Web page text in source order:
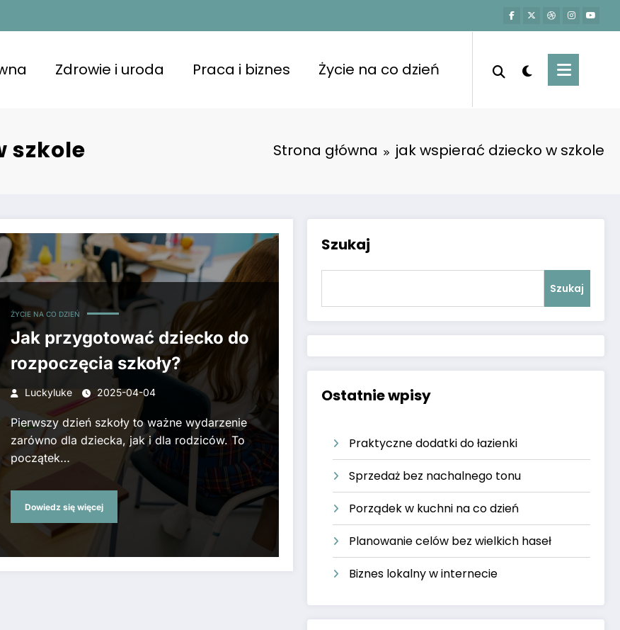
Zdrowie i uroda Praca i biznes Życie na co dzień
szkole Strona główna jak wspierać dziecko w szkole
ŻYCIE NA CO DZIEŃ
Jak przygotować dziecko do
rozpoczęcia szkoły?
Luckyluke 2025-04-04
Pierwszy dzień szkoły to ważne wydarzenie
zarówno dla dziecka, jak i dla rodziców. To
początek…
Dowiedz się więcej
Szukaj
Szukaj
Ostatnie wpisy
Praktyczne dodatki do łazienki
Sprzedaż bez nachalnego tonu
Porządek w kuchni na co dzień
Planowanie celów bez wielkich haseł
Biznes lokalny w internecie